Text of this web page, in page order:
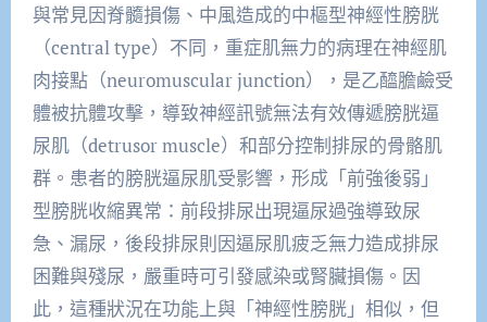
與常見因脊髓損傷、中風造成的中樞型神經性膀胱
（central type）不同，重症肌無力的病理在神經肌
肉接點（neuromuscular junction），是乙醯膽鹼受
體被抗體攻擊，導致神經訊號無法有效傳遞膀胱逼
尿肌（detrusor muscle）和部分控制排尿的骨骼肌
群。患者的膀胱逼尿肌受影響，形成「前強後弱」
型膀胱收縮異常：前段排尿出現逼尿過強導致尿
急、漏尿，後段排尿則因逼尿肌疲乏無力造成排尿
困難與殘尿，嚴重時可引發感染或腎臟損傷。因
此，這種狀況在功能上與「神經性膀胱」相似，但